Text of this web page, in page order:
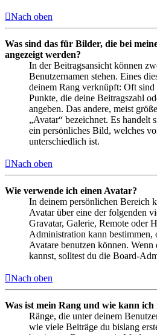
Nach oben
Was sind das für Bilder, die bei
angezeigt werden?
In der Beitragsansicht können
Benutzernamen stehen. Eines
deinem Rang verknüpft: Oft sind
Punkte, die deine Beitragszahl
angeben. Das andere, meist
„Avatar“ bezeichnet. Es handelt
ein persönliches Bild, welches
unterschiedlich ist.
Nach oben
Wie verwende ich einen Avatar?
In deinem persönlichen Bereich
Avatar über eine der folgenden
Gravatar, Galerie, Remote oder
Administration kann
Avatare benutzen können.
kannst, solltest du die Board-
Nach oben
Was ist mein Rang und wie kann
Ränge, die unter deinem
wie viele Beiträge du bislang